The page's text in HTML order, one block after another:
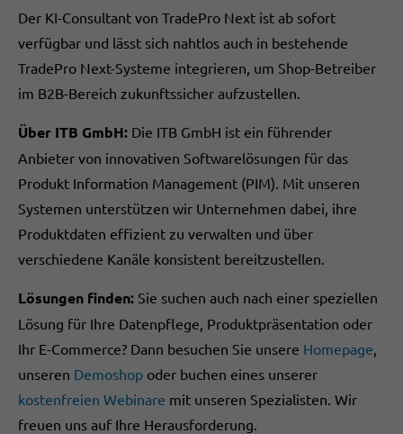
Der KI-Consultant von TradePro Next ist ab sofort
verfügbar und lässt sich nahtlos auch in bestehende
TradePro Next-Systeme integrieren, um Shop-Betreiber
im B2B-Bereich zukunftssicher aufzustellen.
Über ITB GmbH: Die ITB GmbH ist ein führender
Anbieter von innovativen Softwarelösungen für das
Produkt Information Management (PIM). Mit unseren
Systemen unterstützen wir Unternehmen dabei, ihre
Produktdaten effizient zu verwalten und über
verschiedene Kanäle konsistent bereitzustellen.
Lösungen finden: Sie suchen auch nach einer speziellen
Lösung für Ihre Datenpflege, Produktpräsentation oder
Ihr E-Commerce? Dann besuchen Sie unsere Homepage
unseren Demoshop oder buchen eines unserer
kostenfreien Webinare mit unseren Spezialisten. Wir
freuen uns auf Ihre Herausforderung.